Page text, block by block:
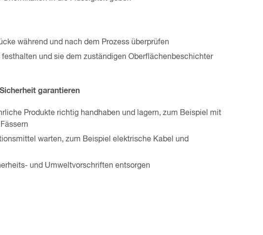
während und nach dem Prozess überprüfen
festhalten und sie dem zuständigen Oberflächenbeschichter
garantieren
Produkte richtig handhaben und lagern, zum Beispiel mit
warten, zum Beispiel elektrische Kabel und
und Umweltvorschriften entsorgen